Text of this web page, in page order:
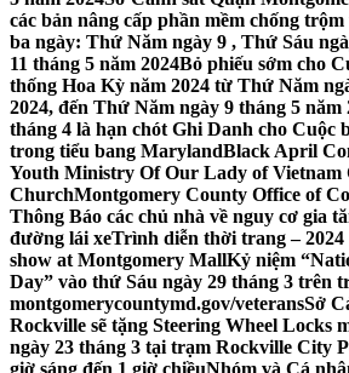
các bản nâng cấp phần mềm chống
ba ngày: Thứ Năm ngày 9 , Thứ Sáu
11 tháng 5 năm 2024Bỏ phiếu sớm cho
thống Hoa Kỳ năm 2024 từ Thứ Năm
2024, đến Thứ Năm ngày 9 tháng 5 năm
tháng 4 là hạn chót Ghi Danh cho Cuộc
trong tiểu bang MarylandBlack April
Youth Ministry Of Our Lady of Vietnam
ChurchMontgomery County Office of
Thông Báo các chủ nhà về nguy cơ gia
đường lái xeTrình diễn thời trang – 2024
show at Montgomery MallKỷ niệm
Day” vào thứ Sáu ngày 29 tháng 3 trên
montgomerycountymd.gov/veteransSở
Rockville sẽ tặng Steering Wheel Locks
ngày 23 tháng 3 tại trạm Rockville City
giờ sáng đến 1 giờ chiềuNhóm và Cá